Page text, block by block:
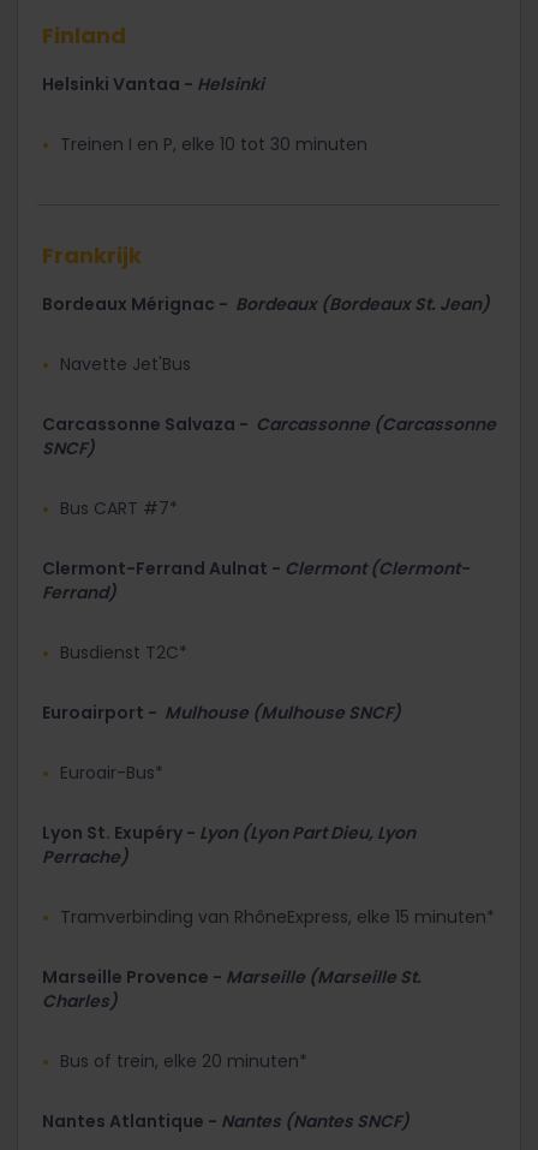
Finland
Helsinki Vantaa - Helsinki
Treinen I en P, elke 10 tot 30 minuten
Frankrijk
Bordeaux Mérignac - Bordeaux (Bordeaux St. Jean)
Navette Jet'Bus
Carcassonne Salvaza - Carcassonne (Carcassonne
SNCF)
Bus CART #7*
Clermont-Ferrand Aulnat - Clermont (Clermont-
Ferrand)
Busdienst T2C*
Euroairport - Mulhouse (Mulhouse SNCF)
Euroair-Bus*
Lyon St. Exupéry - Lyon (Lyon Part Dieu, Lyon
Perrache)
Tramverbinding van RhôneExpress, elke 15 minuten*
Marseille Provence - Marseille (Marseille St.
Charles)
Bus of trein, elke 20 minuten*
Nantes Atlantique - Nantes (Nantes SNCF)